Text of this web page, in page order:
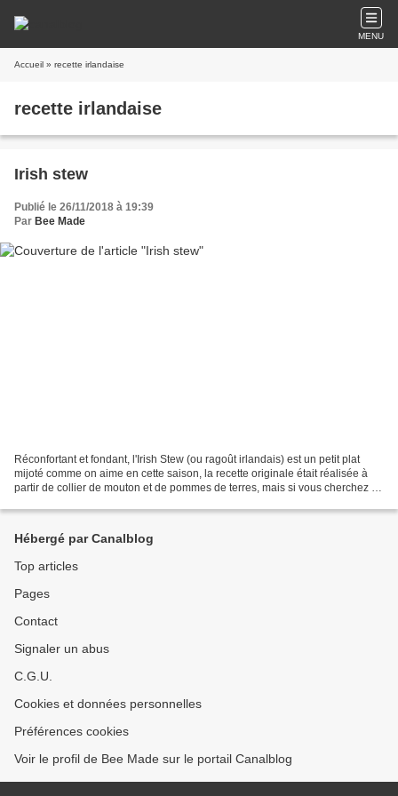
MENU
Accueil » recette irlandaise
recette irlandaise
Irish stew
Publié le 26/11/2018 à 19:39
Par Bee Made
Réconfortant et fondant, l'Irish Stew (ou ragoût irlandais) est un petit plat
mijoté comme on aime en cette saison, la recette originale était réalisée à
partir de collier de mouton et de pommes de terres, mais si vous cherchez un
Hébergé par Canalblog
Top articles
Pages
Contact
Signaler un abus
C.G.U.
Cookies et données personnelles
Préférences cookies
Voir le profil de Bee Made sur le portail Canalblog